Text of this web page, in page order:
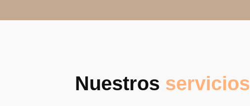
Nuestros servicios